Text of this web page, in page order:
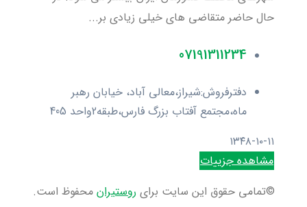
حال حاضر متقاضی های خیلی زیادی بر...
07191311234
دفترفروش:شیراز،معالی آباد، خیابان رهبر
ماه،مجتمع آفتاب بزرگ فارس،طبقه2واحد 405
۱۳۴۸-۱۰-۱۱
مشاهده جزییات
©تمامی حقوق این سایت برای روستیران محفوظ است.